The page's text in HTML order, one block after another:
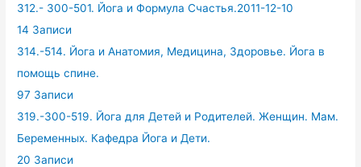
312.- 300-501. Йога и Формула Счастья.2011-12-10
14 Записи
314.-514. Йога и Анатомия, Медицина, Здоровье. Йога в
помощь спине.
97 Записи
319.-300-519. Йога для Детей и Родителей. Женщин. Мам.
Беременных. Кафедра Йога и Дети.
20 Записи